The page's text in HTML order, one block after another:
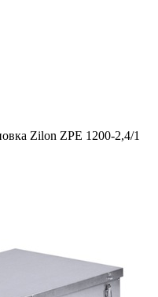
Zilon ZPE 1200-2,4/1